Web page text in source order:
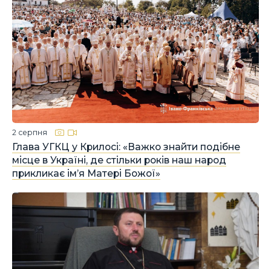
Глава УГКЦ у Крилосі: «Важко знайти подібне
місце в Україні, де стільки років наш народ
прикликає ім’я Матері Божої»
2 серпня